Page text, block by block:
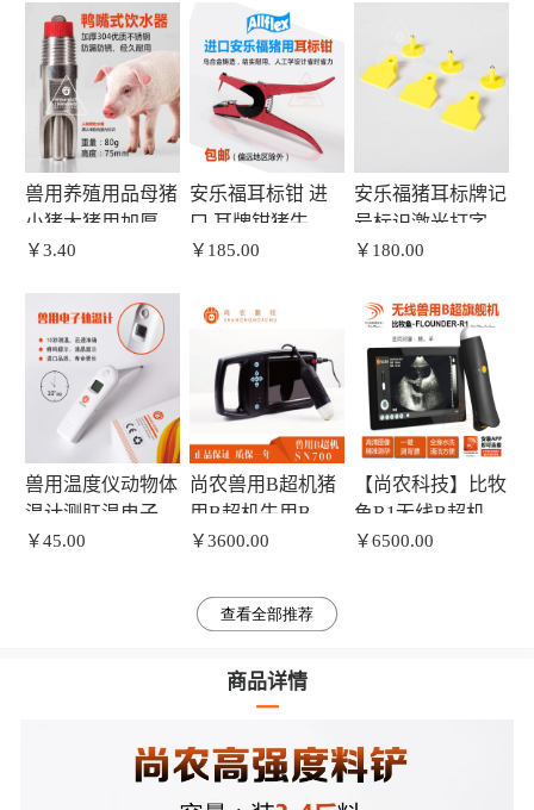
兽用养殖用品母猪
小猪大猪用加厚不
锈钢猪水嘴猪水咀
￥3.40
安乐福耳标钳 进
口 耳牌钳猪牛羊
耳号钳 耳标安装
￥185.00
安乐福猪耳标牌记
号标识激光打字带
字耳号牌耳牌耳标
￥180.00
兽用温度仪动物体
温计测肛温电子体
温计猪用宠物用体
￥45.00
尚农兽用B超机猪
用B超机牛用B超
机便携式高清彩色
￥3600.00
【尚农科技】比牧
鱼R1无线B超机防
水WiFi掌上兽用B
￥6500.00
查看全部推荐
商品详情